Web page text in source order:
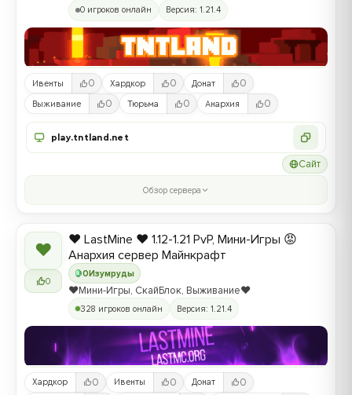
0 игроков онлайн Версия: 1.21.4
Ивенты 0 Хардкор 0 Донат 0
Выживание 0 Тюрьма 0 Анархия 0
play.tntland.net
Сайт
Обзор сервера
❤
0
0Изумруды
❤️ LastMine ❤️ 1.12-1.21 PvP, Мини-Игры 😡
Анархия сервер Майнкрафт
❤️Мини-Игры, СкайБлок, Выживание❤️
328 игроков онлайн Версия: 1.21.4
Хардкор 0 Ивенты 0 Донат 0